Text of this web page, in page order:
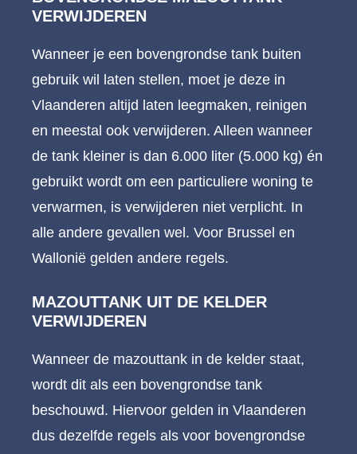
VERWIJDEREN
Wanneer je een bovengrondse tank buiten
gebruik wil laten stellen, moet je deze in
Vlaanderen altijd laten leegmaken, reinigen
en meestal ook verwijderen. Alleen wanneer
de tank kleiner is dan 6.000 liter (5.000 kg) én
gebruikt wordt om een particuliere woning te
verwarmen, is verwijderen niet verplicht. In
alle andere gevallen wel. Voor Brussel en
Wallonië gelden andere regels.
MAZOUTTANK UIT DE KELDER
VERWIJDEREN
Wanneer de mazouttank in de kelder staat,
wordt dit als een bovengrondse tank
beschouwd. Hiervoor gelden in Vlaanderen
dus dezelfde regels als voor bovengrondse